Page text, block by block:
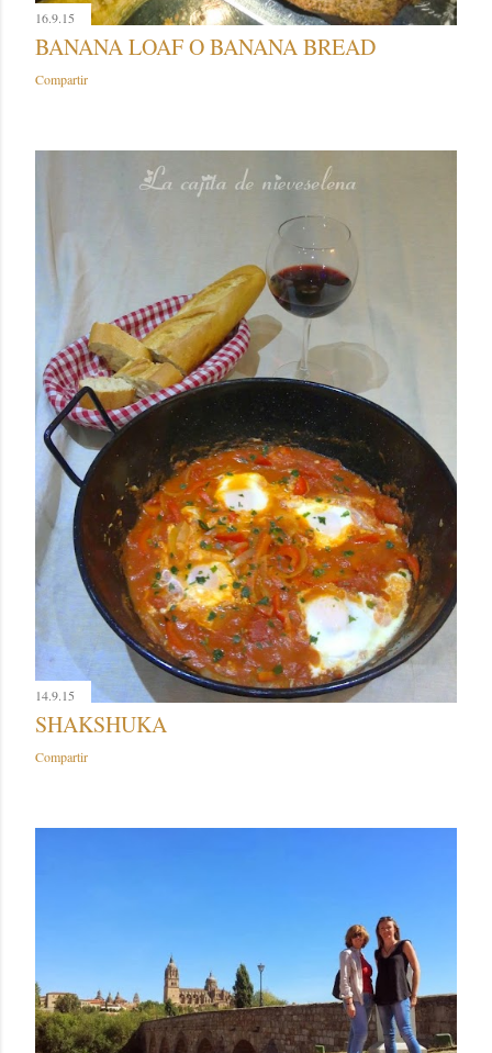
16.9.15
BANANA LOAF O BANANA BREAD
Compartir
14.9.15
SHAKSHUKA
Compartir